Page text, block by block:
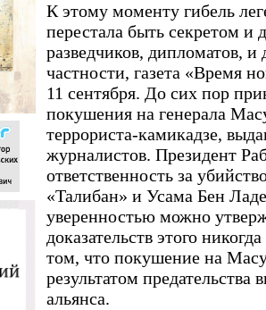
К этому моменту гибель
перестала быть секретом и
разведчиков, дипломатов,
частности, газета «Время
11 сентября. До сих пор
покушения на генерала
террориста-камикадзе,
журналистов. Президент
ответственность за
«Талибан» и Усама Бен
уверенностью можно
доказательств этого
том, что покушение на
результатом предательства
альянса.